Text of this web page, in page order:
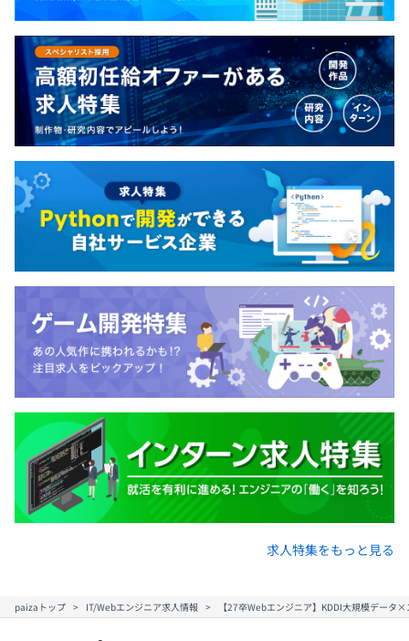
求人特集をもっと見る
paizaトップ IT/Webエンジニア求人情報 【27卒Webエンジニア】KDDI大規模データ